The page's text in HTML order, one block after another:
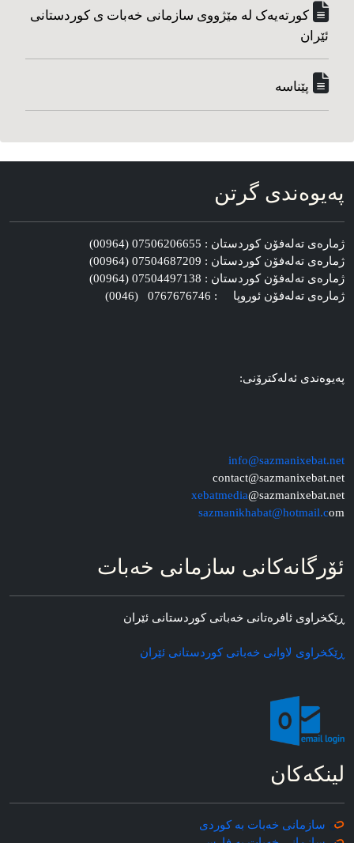
کورته‌یه‌ک له مێژووی سازمانی خه‌بات ی کوردستانی
ئێران
پێناسه‌
په‌یوه‌ندی گرتن
ژماره‌ی ته‌له‌فۆن کوردستان : 07506206655 (00964)
ژماره‌ی ته‌له‌فۆن کوردستان : 07504687209 (00964)
ژماره‌ی ته‌له‌فۆن کوردستان : 07504497138 (00964)
ژماره‌ی ته‌له‌فۆن ئوروپا : 0767676746 (0046)
په‌یوه‌ندی ئه‌له‌کترۆنی:
info@sazmanixebat.net
contact@sazmanixebat.net
xebatmedia@sazmanixebat.net
sazmanikhabat@hotmail.com
ئۆرگانه‌کانی سازمانی خه‌بات
ڕێکخراوی ئافره‌تانی خه‌باتی کوردستانی ئێران
ڕێکخراوی لاوانی خه‌باتی کوردستانی ئێران
لینکه‌کان
سازمانی خه‌بات به کوردی